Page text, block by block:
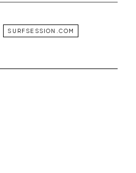
SURFSESSION.COM